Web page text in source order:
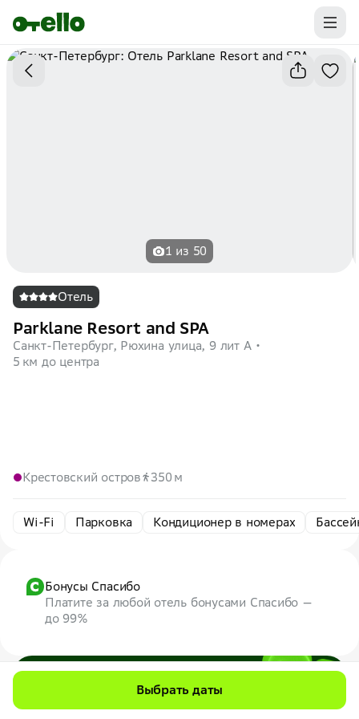
Промокоды на первую бронь уже ваши.
Забирайте выгоду
1 из 50
Отель
Parklane Resort and SPA
Санкт-Петербург, Рюхина улица, 9 лит А
5 км до центра
Крестовский остров 350 м
Wi-Fi Парковка Кондиционер в номерах
Бонусы Спасибо
Платите за любой отель бонусами Спасибо —
до 99%
Скидка до 7% на первую бронь
7WEB
Максимум — 1000 ₽
Выбрать даты